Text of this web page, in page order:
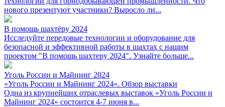
нового презентуют участники? Выросло ли...
В помощь шахтёру 2024
Исследуйте передовые технологии и оборудование для
безопасной и эффективной работы в шахтах с нашим
проектом "В помощь шахтеру 2024". Узнайте больше...
Уголь России и Майнинг 2024
«Уголь России и Майнинг 2024». Обзор выставки
Одна из крупнейших отраслевых выставок «Уголь России и
Майнинг 2024» состоится 4-7 июня в...